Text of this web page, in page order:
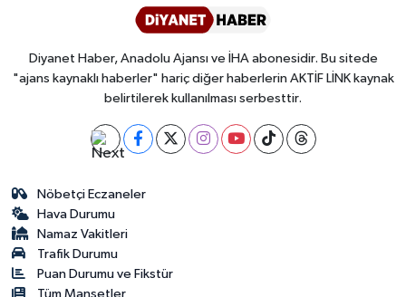
Diyanet Haber, Anadolu Ajansı ve İHA abonesidir. Bu sitede
"ajans kaynaklı haberler" hariç diğer haberlerin AKTİF LİNK kaynak
belirtilerek kullanılması serbesttir.
Nöbetçi Eczaneler
Hava Durumu
Namaz Vakitleri
Trafik Durumu
Puan Durumu ve Fikstür
Tüm Manşetler
Kastamonu Müftülüğü
Kayseri Müftülüğü
Kilis Müftülüğü
Kırıkkale Müftülüğü
Kırklareli Müftülüğü
Kırşehir Müftülüğü
Kocaeli Müftülüğü